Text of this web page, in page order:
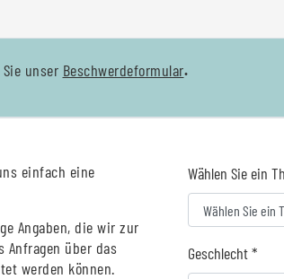
unser Beschwerdeformular.
einfach eine
Angaben, die wir zur
Anfragen über das
werden können.
Wählen Sie ein
Geschlecht *